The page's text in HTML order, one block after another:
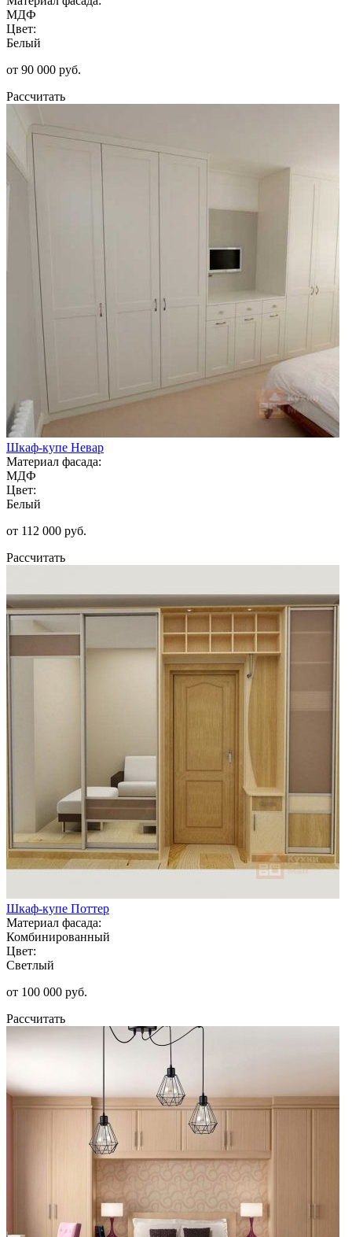
МДФ
Цвет:
Белый
от 90 000 руб.
Рассчитать
Шкаф-купе Невар
Материал фасада:
МДФ
Цвет:
Белый
от 112 000 руб.
Рассчитать
Шкаф-купе Поттер
Материал фасада:
Комбинированный
Цвет:
Светлый
от 100 000 руб.
Рассчитать